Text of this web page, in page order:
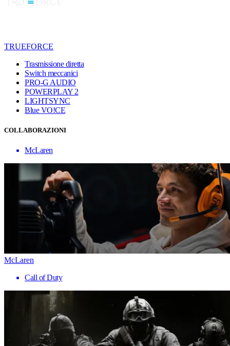
TRUEFORCE
Trasmissione diretta
Switch meccanici
PRO-G AUDIO
POWERPLAY 2
LIGHTSYNC
Blue VO!CE
COLLABORAZIONI
McLaren
McLaren
Call of Duty